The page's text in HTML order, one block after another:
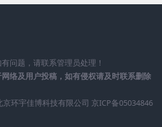
问题，请联系管理员处理！
络及用户投稿，如有侵权请及时联系删除
京环宇佳博科技有限公司 京ICP备05034846